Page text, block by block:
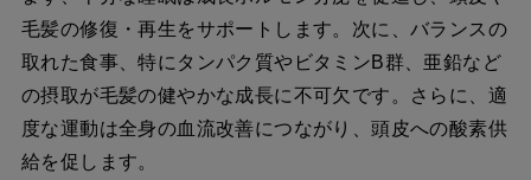
毛髪の修復・再生をサポートします。次に、バランスの
取れた食事、特にタンパク質やビタミンB群、亜鉛など
の摂取が毛髪の健やかな成長に不可欠です。さらに、適
度な運動は全身の血流改善につながり、頭皮への酸素供
給を促します。